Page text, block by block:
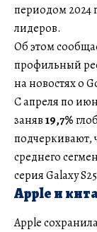
периодом 2024
лидеров.
Об этом
профильный
на новостях о
С апреля по
заняв19,7%
подчеркивают,
среднего
серия Galaxy
Apple и
Apple